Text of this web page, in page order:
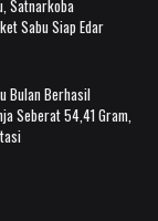
Satnarkoba
Sabu Siap Edar
Bulan Berhasil
Seberat 54,41 Gram,